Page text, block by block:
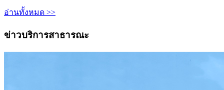
อ่านทั้งหมด >>
ข่าวบริการสาธารณะ